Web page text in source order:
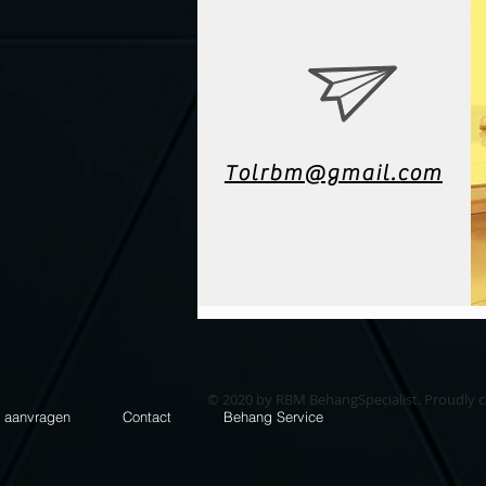
Tolrbm@gmail.com
© 2020 by RBM BehangSpecialist. Proudly
aanvragen Contact Behang Service